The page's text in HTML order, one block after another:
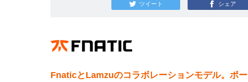
ツイート シェア
FnaticとLamzuのコラボレーションモデル。ポー